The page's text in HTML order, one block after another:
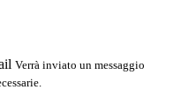
Verrà inviato un messaggio